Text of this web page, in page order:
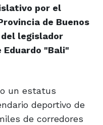
por el
de Buenos
legislador
"Bali"
un estatus
deportivo de
de corredores